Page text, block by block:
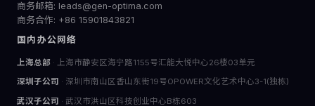
商务邮箱: leads@gen-optima.com
商务合作: +86 15901843821
国内办公网络
上海总部 · 上海市静安区海宁路1155号汇能大悦中心26楼03单元
深圳子公司 · 深圳市南山区香山东街19号OPOWER文化艺术中心3-1(独栋)
武汉子公司 · 武汉市洪山区科技创业中心B栋603